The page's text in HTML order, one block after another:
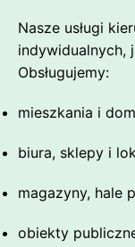
Nasze usługi
indywidualnych,
Obsługujemy:
mieszkania i
biura, sklepy i
magazyny, hale
obiekty